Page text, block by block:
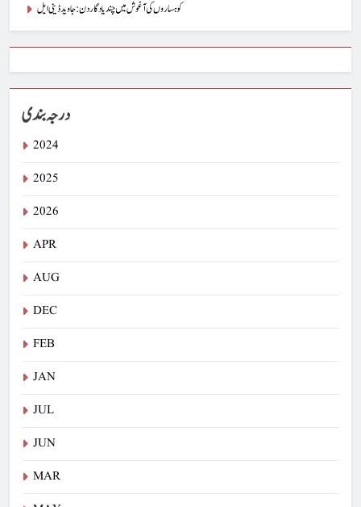
کوہساروں کی آغوش میں چند یادگار دن: جاوید ڈینی ایل
درجہ بندی
2024
2025
2026
APR
AUG
DEC
FEB
JAN
JUL
JUN
MAR